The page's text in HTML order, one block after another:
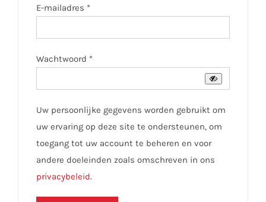
E-mailadres *Vereist
Wachtwoord *Vereist
Uw persoonlijke gegevens worden gebruikt om
uw ervaring op deze site te ondersteunen, om
toegang tot uw account te beheren en voor
andere doeleinden zoals omschreven in ons
privacybeleid.